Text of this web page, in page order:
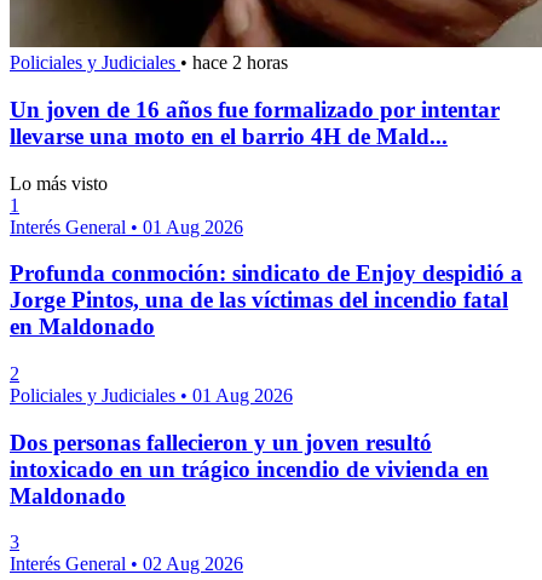
Policiales y Judiciales • hace 2 horas
Un joven de 16 años fue formalizado por intentar
llevarse una moto en el barrio 4H de Mald...
Lo más visto
1
Interés General • 01 Aug 2026
Profunda conmoción: sindicato de Enjoy despidió a
Jorge Pintos, una de las víctimas del incendio fatal
en Maldonado
2
Policiales y Judiciales • 01 Aug 2026
Dos personas fallecieron y un joven resultó
intoxicado en un trágico incendio de vivienda en
Maldonado
3
Interés General • 02 Aug 2026